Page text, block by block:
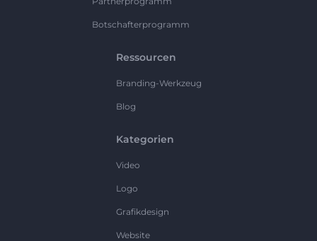
Botschafterprogramm
Ressourcen
Branding-Werkzeug
Blog
Kategorien
Video
Logo
Grafikdesign
Website